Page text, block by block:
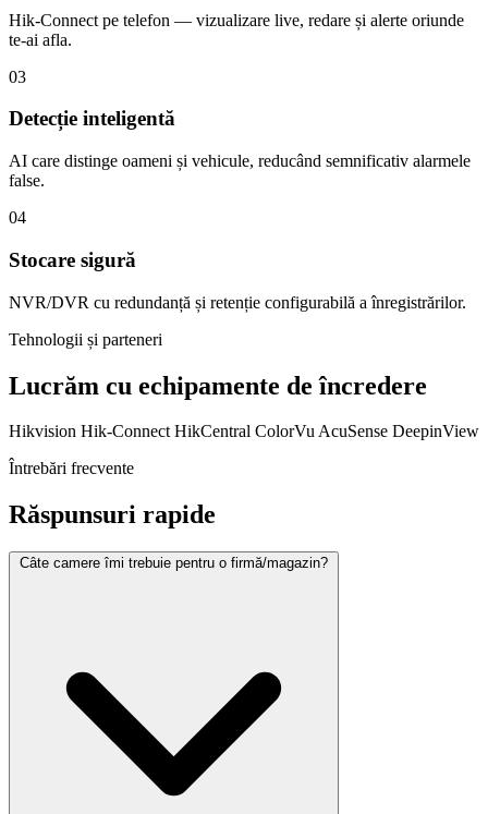
Hik-Connect pe telefon — vizualizare live, redare și alerte oriunde
te-ai afla.
03
Detecție inteligentă
AI care distinge oameni și vehicule, reducând semnificativ alarmele
false.
04
Stocare sigură
NVR/DVR cu redundanță și retenție configurabilă a înregistrărilor.
Tehnologii și parteneri
Lucrăm cu echipamente de încredere
Hikvision Hik-Connect HikCentral ColorVuAcuSense DeepinView
Întrebări frecvente
Răspunsuri rapide
Câte camere îmi trebuie pentru o firmă/magazin?